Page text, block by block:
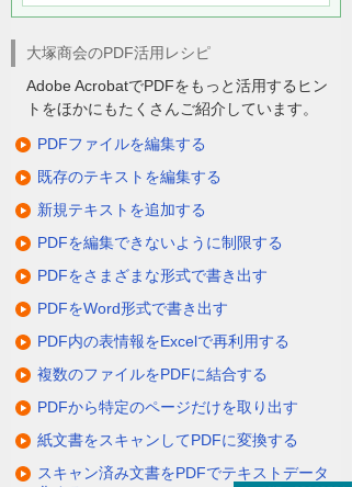
大塚商会のPDF活用レシピ
Adobe AcrobatでPDFをもっと活用するヒン
トをほかにもたくさんご紹介しています。
PDFファイルを編集する
既存のテキストを編集する
新規テキストを追加する
PDFを編集できないように制限する
PDFをさまざまな形式で書き出す
PDFをWord形式で書き出す
PDF内の表情報をExcelで再利用する
複数のファイルをPDFに結合する
PDFから特定のページだけを取り出す
紙文書をスキャンしてPDFに変換する
スキャン済み文書をPDFでテキストデータ